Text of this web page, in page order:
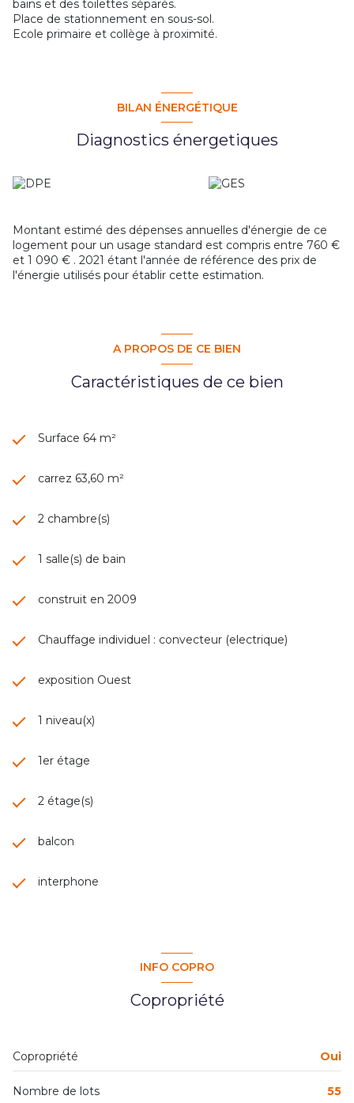
bains et des toilettes séparés.
Place de stationnement en sous-sol.
Ecole primaire et collège à proximité.
BILAN ÉNERGÉTIQUE
Diagnostics énergetiques
Montant estimé des dépenses annuelles d'énergie de ce
logement pour un usage standard est compris entre 760 €
et 1 090 € . 2021 étant l'année de référence des prix de
l'énergie utilisés pour établir cette estimation.
A PROPOS DE CE BIEN
Caractéristiques de ce bien
Surface 64 m²
carrez 63,60 m²
2 chambre(s)
1 salle(s) de bain
construit en 2009
Chauffage individuel : convecteur (electrique)
exposition Ouest
1 niveau(x)
1er étage
2 étage(s)
balcon
interphone
INFO COPRO
Copropriété
Copropriété Oui
Nombre de lots 55